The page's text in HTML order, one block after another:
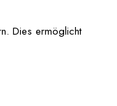
Dies ermöglicht